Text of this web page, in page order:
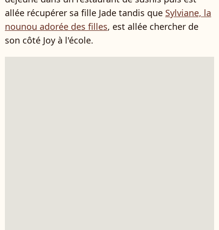
allée récupérer sa fille Jade tandis que Sylviane, la
nounou adorée des filles, est allée chercher de
son côté Joy à l'école.